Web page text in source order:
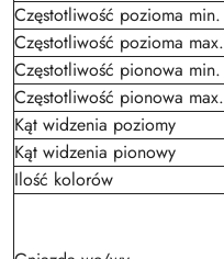
Częstotliwość pozioma min.
Częstotliwość pozioma max.
Częstotliwość pionowa min.
Częstotliwość pionowa max.
Kąt widzenia poziomy
Kąt widzenia pionowy
Ilość kolorów